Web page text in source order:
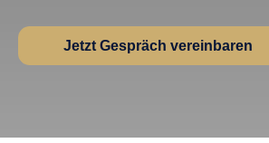
Jetzt Gespräch vereinbaren